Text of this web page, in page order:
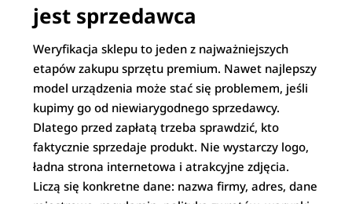
jest sprzedawca
Weryfikacja sklepu to jeden z najważniejszych
etapów zakupu sprzętu premium. Nawet najlepszy
model urządzenia może stać się problemem, jeśli
kupimy go od niewiarygodnego sprzedawcy.
Dlatego przed zapłatą trzeba sprawdzić, kto
faktycznie sprzedaje produkt. Nie wystarczy logo,
ładna strona internetowa i atrakcyjne zdjęcia.
Liczą się konkretne dane: nazwa firmy, adres, dane